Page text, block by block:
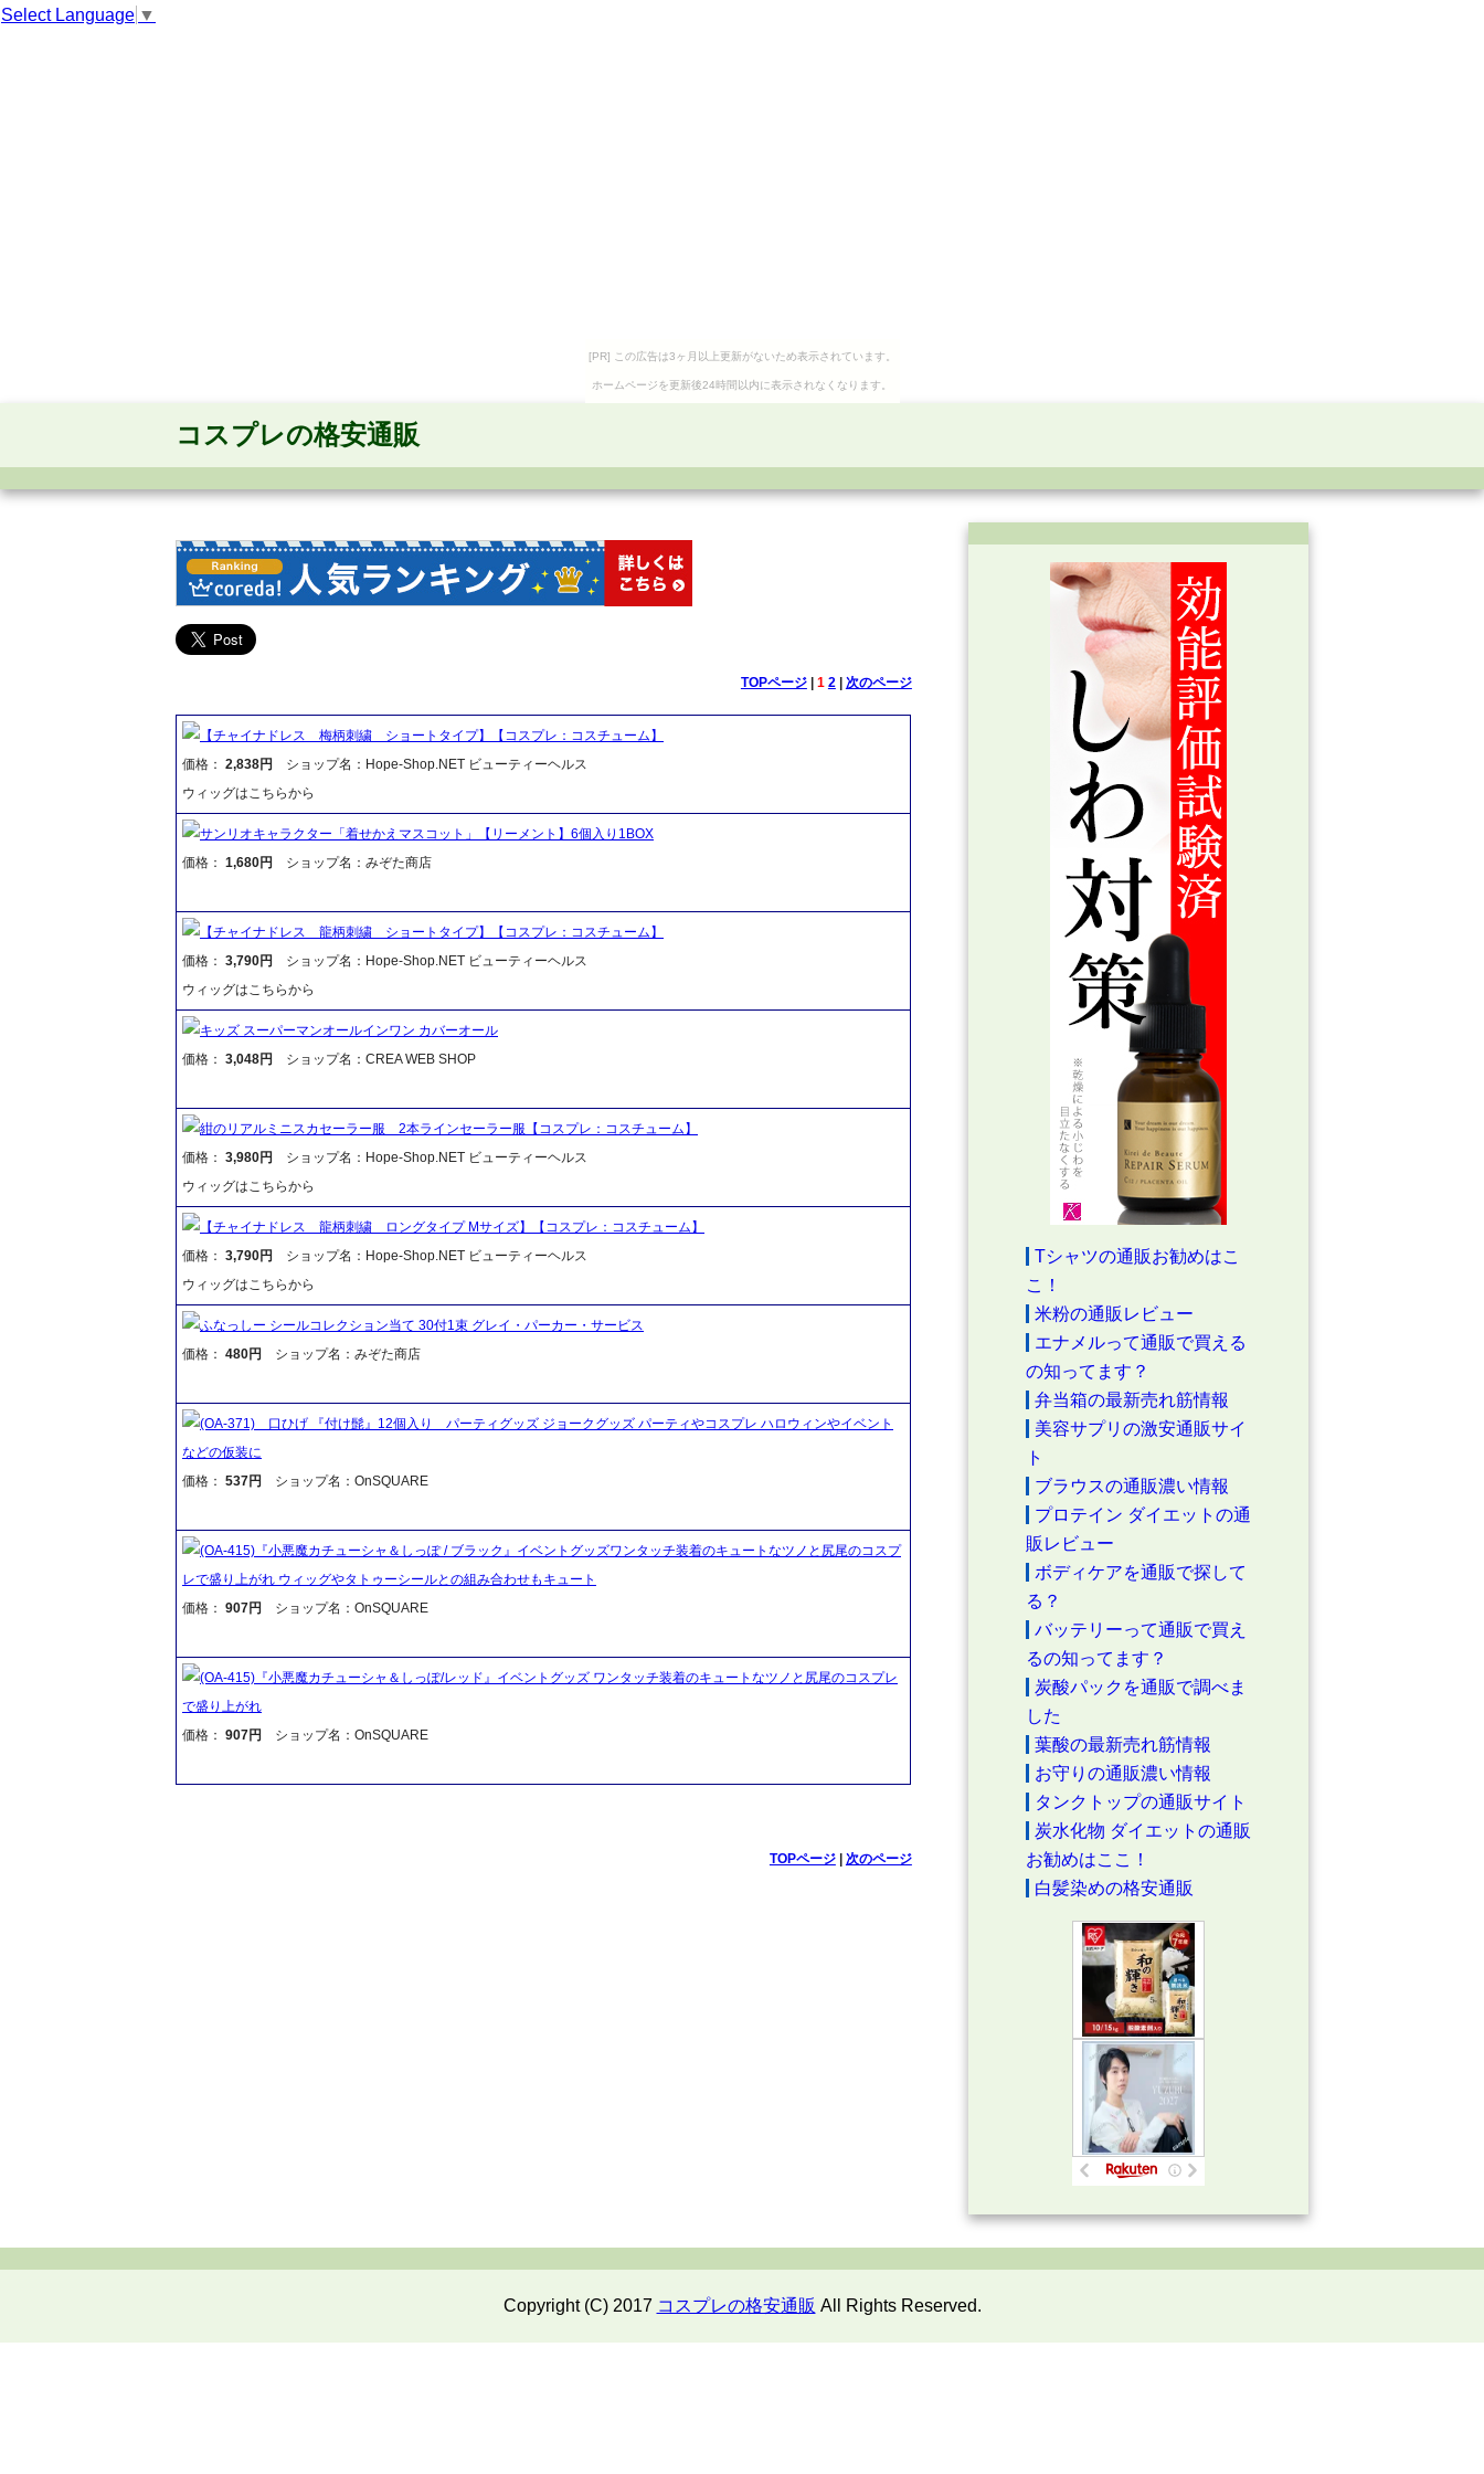
Select Language ▼
[PR] この広告は3ヶ月以上更新がないため表示されています。
ホームページを更新後24時間以内に表示されなくなります。
コスプレの格安通販
TOPページ| 1 2| 次のページ
【チャイナドレス 梅柄刺繍 ショートタイプ】【コスプレ：コスチューム】
価格： 2,838円
ショップ名：Hope-Shop.NET ビューティーヘルス
ウィッグはこちらから
サンリオキャラクター「着せかえマスコット」【リーメント】6個入り1BOX
価格： 1,680円 ショップ名：みぞた商店
【チャイナドレス 龍柄刺繍 ショートタイプ】【コスプレ：コスチューム】
価格： 3,790円
ショップ名：Hope-Shop.NET ビューティーヘルス
ウィッグはこちらから
キッズ スーパーマンオールインワン カバーオール
価格： 3,048円 ショップ名：CREA WEB SHOP
紺のリアルミニスカセーラー服 2本ラインセーラー服【コスプレ：コスチューム】
価格： 3,980円
ショップ名：Hope-Shop.NET ビューティーヘルス
ウィッグはこちらから
【チャイナドレス 龍柄刺繍 ロングタイプ Mサイズ】【コスプレ：コスチューム】
価格： 3,790円
ショップ名：Hope-Shop.NET ビューティーヘルス
ウィッグはこちらから
ふなっしー シールコレクション当て 30付1束 グレイ・パーカー・サービス
価格： 480円 ショップ名：みぞた商店
(OA-371) 口ひげ 『付け髭』12個入り パーティグッズ ジョークグッズ パーティやコスプレ ハロウィンやイベント
などの仮装に
価格： 537円 ショップ名：OnSQUARE
(OA-415)『小悪魔カチューシャ＆しっぽ / ブラック』イベントグッズワンタッチ装着のキュートなツノと尻尾のコスプ
レで盛り上がれ ウィッグやタトゥーシールとの組み合わせもキュート
価格： 907円 ショップ名：OnSQUARE
(OA-415)『小悪魔カチューシャ＆しっぽ/レッド』イベントグッズ ワンタッチ装着のキュートなツノと尻尾のコスプレ
で盛り上がれ
価格： 907円 ショップ名：OnSQUARE
TOPページ| 次のページ
Tシャツの通販お勧めはこ
こ！
米粉の通販レビュー
エナメルって通販で買える
の知ってます？
弁当箱の最新売れ筋情報
美容サプリの激安通販サイ
ト
ブラウスの通販濃い情報
プロテイン ダイエットの通
販レビュー
ボディケアを通販で探して
る？
バッテリーって通販で買え
るの知ってます？
炭酸パックを通販で調べま
した
葉酸の最新売れ筋情報
お守りの通販濃い情報
タンクトップの通販サイト
炭水化物 ダイエットの通販
お勧めはここ！
白髪染めの格安通販
Copyright (C) 2017 コスプレの格安通販 All Rights Reserved.